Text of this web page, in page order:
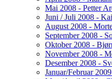
Mai 2008 - Petter
Juni / Juli 2008 -
August 2008 -
September 2008 -
Oktober 2008 -
November 2008 -
Desember 2008 -
Januar/Februar